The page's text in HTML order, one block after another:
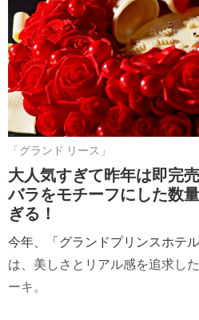
「グランド リース」
大人気すぎて昨年は即完売
バラをモチーフにした数
ぎる！
今年、「グランドプリンスホテ
は、美しさとリアル感を追求し
ーキ。